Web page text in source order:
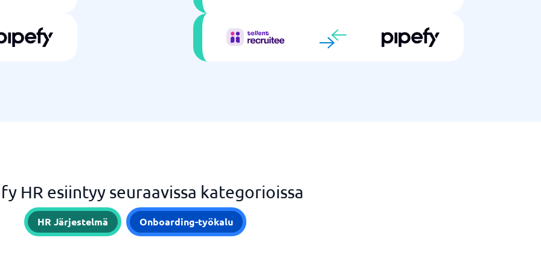
HR esiintyy seuraavissa kategorioissa
HR Järjestelmä Onboarding-työkalu